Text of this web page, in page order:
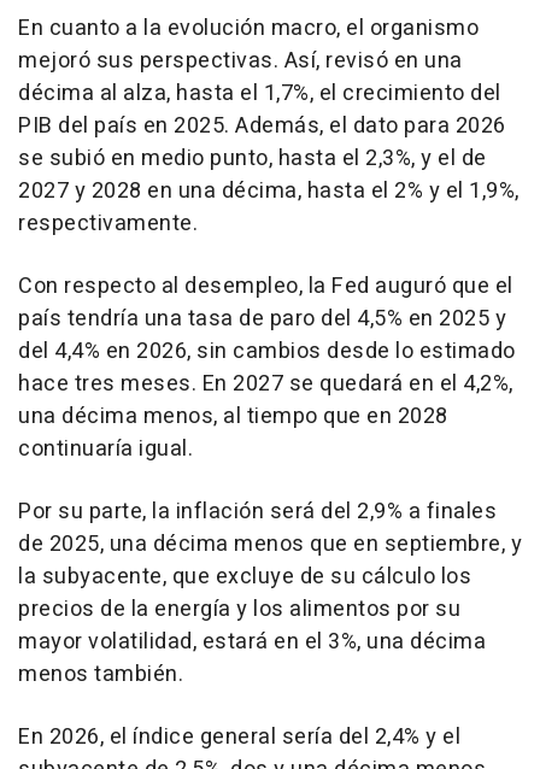
En cuanto a la evolución macro, el organismo
mejoró sus perspectivas. Así, revisó en una
décima al alza, hasta el 1,7%, el crecimiento del
PIB del país en 2025. Además, el dato para 2026
se subió en medio punto, hasta el 2,3%, y el de
2027 y 2028 en una décima, hasta el 2% y el 1,9%,
respectivamente.
Con respecto al desempleo, la Fed auguró que el
país tendría una tasa de paro del 4,5% en 2025 y
del 4,4% en 2026, sin cambios desde lo estimado
hace tres meses. En 2027 se quedará en el 4,2%,
una décima menos, al tiempo que en 2028
continuaría igual.
Por su parte, la inflación será del 2,9% a finales
de 2025, una décima menos que en septiembre, y
la subyacente, que excluye de su cálculo los
precios de la energía y los alimentos por su
mayor volatilidad, estará en el 3%, una décima
menos también.
En 2026, el índice general sería del 2,4% y el